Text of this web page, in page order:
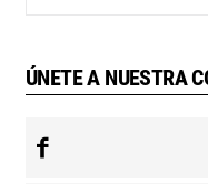
ÚNETE A NUESTRA